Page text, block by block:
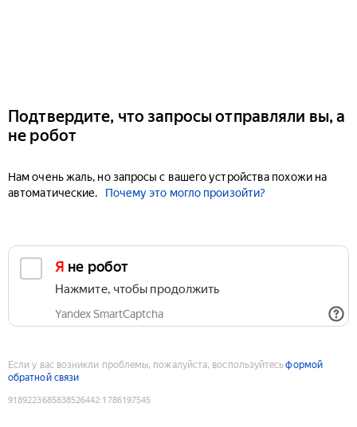
Подтвердите, что запросы отправляли вы, а
не робот
Нам очень жаль, но запросы с вашего устройства похожи на
автоматические.
Почему это могло произойти?
Я не робот
Нажмите, чтобы продолжить
Yandex SmartCaptcha
Если у вас возникли проблемы, пожалуйста, воспользуйтесьформой
обратной связи
9189223685838526442:1786197545